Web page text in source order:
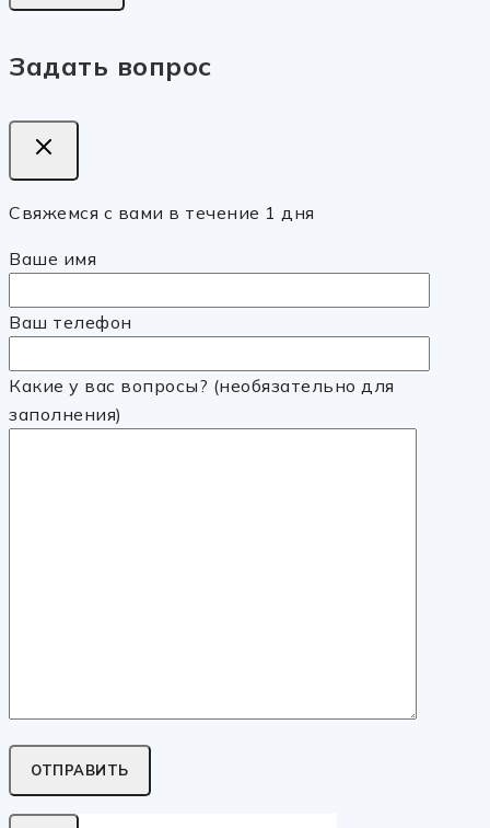
Задать вопрос
Свяжемся с вами в течение 1 дня
Ваше имя
Ваш телефон
Какие у вас вопросы? (необязательно для
заполнения)